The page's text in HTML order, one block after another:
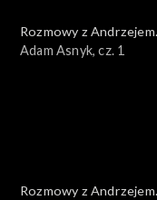
Rozmowy z Andrzejem
Doboszem
Adam Asnyk, cz. 1
Rozmowy z Andrzejem